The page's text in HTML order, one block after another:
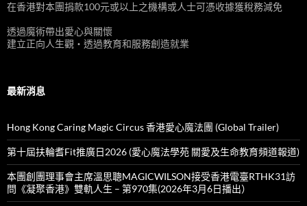
在香港對本團捐款100元或以上之機構或人士可憑收據獲稅務減免
透過魔術帶出愛心與關懷
建立正向人生觀‧透過教育和服務創造就業
最新消息
Hong Kong Caring Magic Circus 香港愛心魔法團 (Global Trailer)
第十屆扶輪耆Fit推廣日2026 (愛心魔法學苑 關愛及生命教育頻道報道)
本團創團理事會主席溫思聰MAGICWILSON接受香港電臺RTHK31訪
問《凝聚香港》雙軌人生 – 第970集(2026年3月6日播出）